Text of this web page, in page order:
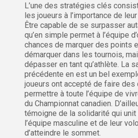
L’une des stratégies clés
les joueurs à l’importance de
Être capable de se surpasser
qu’en simple permet à l’équipe
chances de marquer des points
démarquer dans les tournois,
dépasser en tant qu’athlète. La
précédente en est un bel
joueurs ont accepté de faire des
permettre à toute l’équipe de
du Championnat canadien.
témoigne de la solidarité qui
l’équipe masculine et de leur
d’atteindre le sommet.